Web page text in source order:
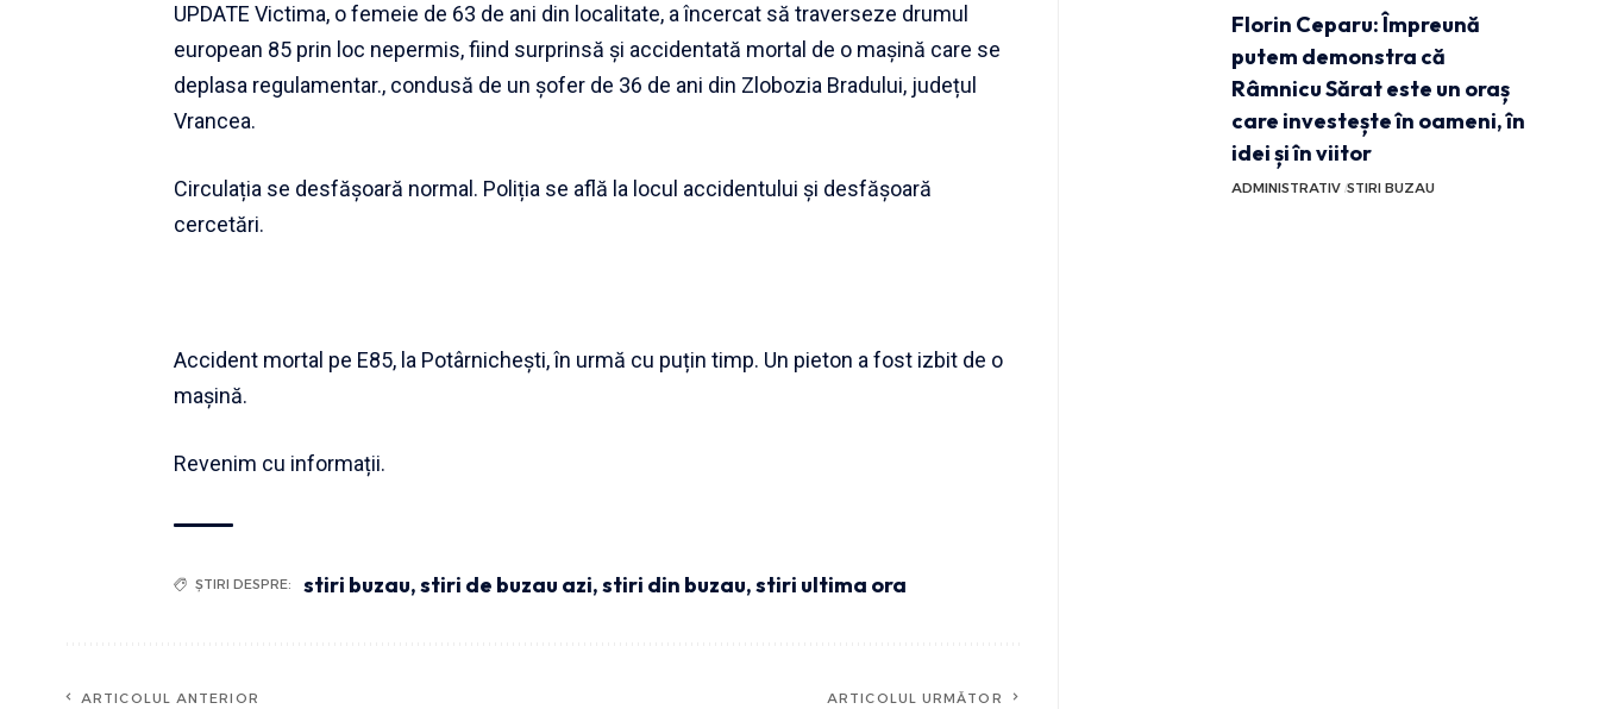
UPDATE Victima, o femeie de 63 de ani din localitate, a încercat să traverseze drumul
european 85 prin loc nepermis, fiind surprinsă și accidentată mortal de o mașină care se
deplasa regulamentar., condusă de un șofer de 36 de ani din Zlobozia Bradului, județul
Vrancea.
Circulația se desfășoară normal. Poliția se află la locul accidentului și desfășoară
cercetări.
Accident mortal pe E85, la Potârnichești, în urmă cu puțin timp. Un pieton a fost izbit de o
mașină.
Revenim cu informații.
ȘTIRI DESPRE: stiri buzau,stiri de buzau azi,stiri din buzau,stiri ultima ora
ARTICOLUL ANTERIOR ARTICOLUL URMĂTOR
Florin Ceparu: Împreună
putem demonstra că
Râmnicu Sărat este un oraș
care investește în oameni, în
idei și în viitor
ADMINISTRATIV STIRI BUZAU